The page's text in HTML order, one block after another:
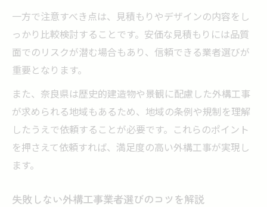
納得の外構工事を奈良県で実現するコツ
ち合わせ術
紹介
外構工事業者選びで抑えたい信頼性の見極
め方
奈良外構工事で予算内に収めるテクニック
一方で注意すべき点は、見積もりやデザインの内容をし
っかり比較検討することです。安価な見積もりには品質
面でのリスクが潜む場合もあり、信頼できる業者選びが
重要となります。
また、奈良県は歴史的建造物や景観に配慮した外構工事
が求められる地域もあるため、地域の条例や規制を理解
したうえで依頼することが必要です。これらのポイント
を押さえて依頼すれば、満足度の高い外構工事が実現し
ます。
失敗しない外構工事業者選びのコツを解説